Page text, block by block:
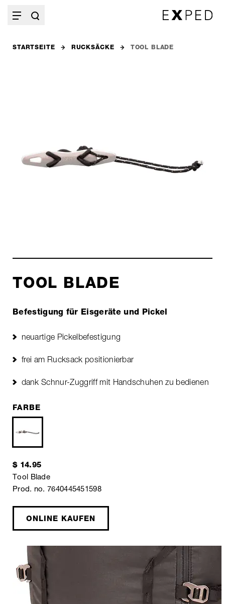
STARTSEITE RUCKSÄCKE TOOL BLADE
TOOL BLADE
Befestigung für Eisgeräte und Pickel
neuartige Pickelbefestigung
frei am Rucksack positionierbar
dank Schnur-Zuggriff mit Handschuhen zu bedienen
FARBE
$ 14.95
Tool Blade
Prod. no. 7640445451598
ONLINE KAUFEN